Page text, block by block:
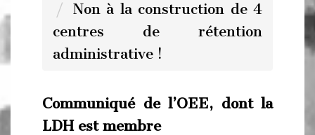
Non à la construction de 4
centres de rétention
administrative !
Communiqué de l’OEE, dont la
LDH est membre